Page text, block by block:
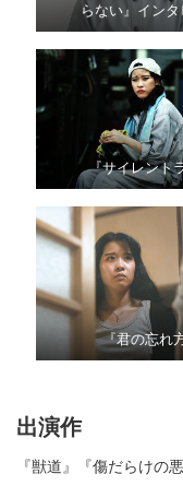
らない』インタ
『サイレント
『君の忘れ方
出演作
『獣道』『傷だらけの